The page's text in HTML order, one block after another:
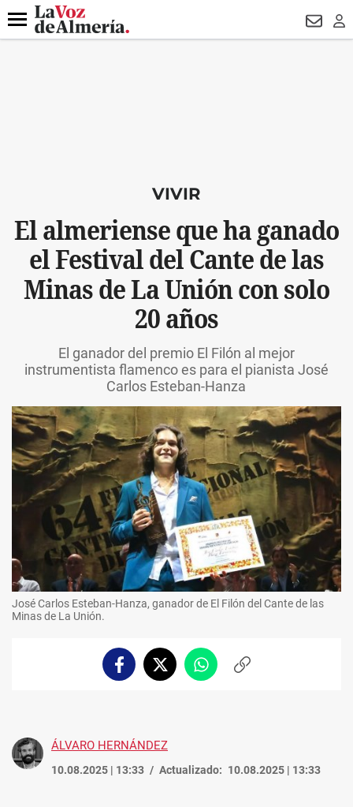
DESTACADO DRON UDA
Menú
VIVIR
El almeriense que ha ganado
el Festival del Cante de las
Minas de La Unión con solo
20 años
El ganador del premio El Filón al mejor
instrumentista flamenco es para el pianista José
Carlos Esteban-Hanza
José Carlos Esteban-Hanza, ganador de El Filón del Cante de las
Minas de La Unión.
FacebookTwitterWhatsappCopiar
ÁLVARO HERNÁNDEZ
10.08.2025 | 13:33 Actualizado: 10.08.2025 | 13:33